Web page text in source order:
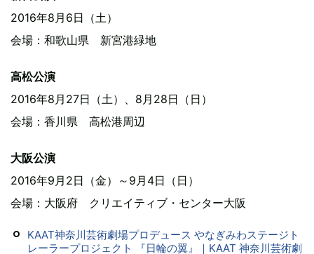
2016年8月6日（土）
会場：和歌山県 新宮港緑地
高松公演
2016年8月27日（土）、8月28日（日）
会場：香川県 高松港周辺
大阪公演
2016年9月2日（金）～9月4日（日）
会場：大阪府 クリエイティブ・センター大阪
KAAT神奈川芸術劇場プロデュース やなぎみわステージト
レーラープロジェクト 『日輪の翼』｜KAAT 神奈川芸術劇